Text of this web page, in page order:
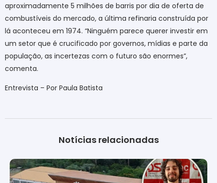
aproximadamente 5 milhões de barris por dia de oferta de
combustíveis do mercado, a última refinaria construída por
lá aconteceu em 1974. “Ninguém parece querer investir em
um setor que é crucificado por governos, mídias e parte da
população, as incertezas com o futuro são enormes”,
comenta.
Entrevista – Por Paula Batista
Notícias relacionadas